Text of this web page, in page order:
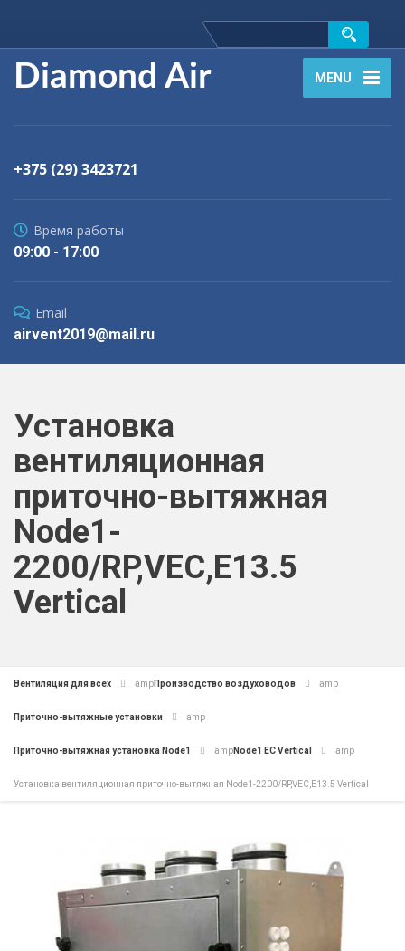
Diamond Air MENU
+375 (29) 3423721
Время работы
09:00 - 17:00
Email
airvent2019@mail.ru
Установка
вентиляционная
приточно-вытяжная
Node1-
2200/RP,VEC,E13.5
Vertical
Вентиляция для всех ampПроизводство воздуховодов amp
Приточно-вытяжные установки amp
Приточно-вытяжная установка Node1 ampNode1 EC Vertical amp
Установка вентиляционная приточно-вытяжная Node1-2200/RP,VEC,E13.5 Vertical